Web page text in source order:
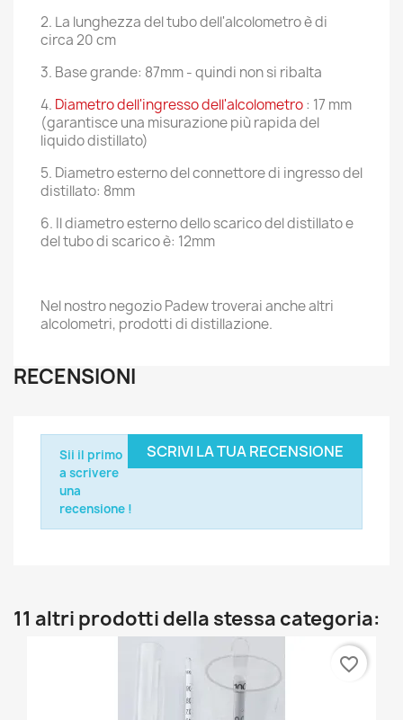
2. La lunghezza del tubo dell'alcolometro è di
circa 20 cm
3. Base grande: 87mm - quindi non si ribalta
4. Diametro dell'ingresso dell'alcolometro: 17 mm
(garantisce una misurazione più rapida del
liquido distillato)
5. Diametro esterno del connettore di ingresso del
distillato: 8mm
6. Il diametro esterno dello scarico del distillato e
del tubo di scarico è: 12mm
Nel nostro negozio Padew troverai anche altri
alcolometri, prodotti di distillazione.
RECENSIONI
SCRIVI LA TUA RECENSIONE
Sii il primo
a scrivere
una
recensione !
11 altri prodotti della stessa categoria:
favorite_border